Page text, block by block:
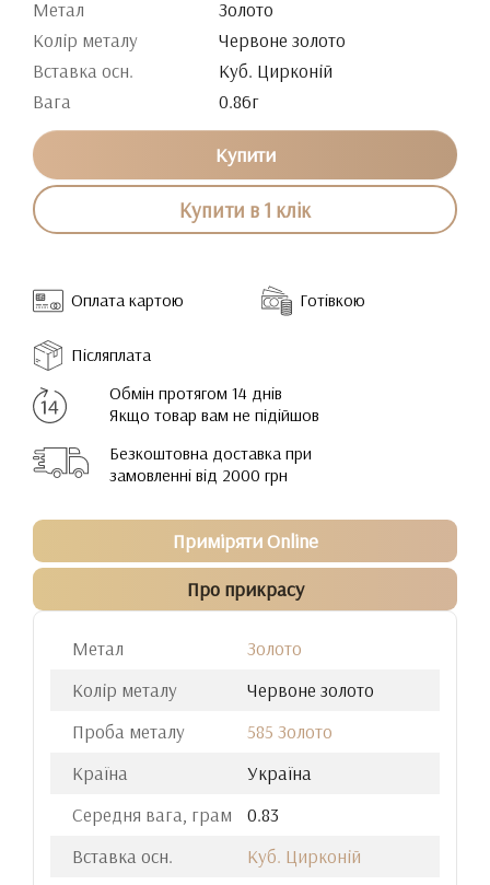
Метал
Золото
Колір металу
Червоне золото
Вставка осн.
Куб. Цирконій
Вага
0.86г
Купити
Купити в 1 клік
Оплата картою Готівкою
Післяплата
Обмін протягом 14 днів
Якщо товар вам не підійшов
Безкоштовна доставка при
замовленні від 2000 грн
Приміряти Online
Про прикрасу
Метал
Золото
Колір металу
Червоне золото
Проба металу
585 Золото
Країна
Україна
Середня вага, грам
0.83
Вставка осн.
Куб. Цирконій